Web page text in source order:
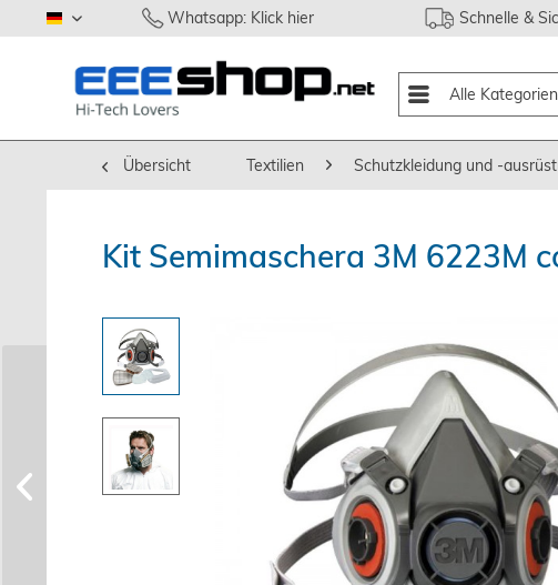
deutsch Whatsapp: Klick hier Schnelle &
Alle Kategorien
Übersicht Textilien Schutzkleidung und -
Kit Semimaschera 3M 6223M